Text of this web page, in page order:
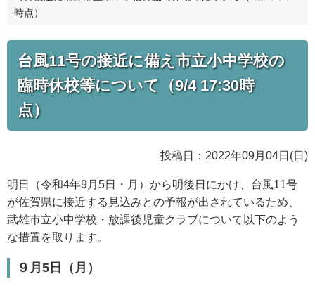
時点）
台風11号の接近に備え市立小中学校の
臨時休校等について（9/4 17:30時
点）
投稿日：2022年09月04日(日)
明日（令和4年9月5日・月）から明後日にかけ、台風11号
が佐賀県に接近する見込みとの予報が出されているため、
武雄市立小中学校・放課後児童クラブについて以下のよう
な措置を取ります。
９月5日（月）